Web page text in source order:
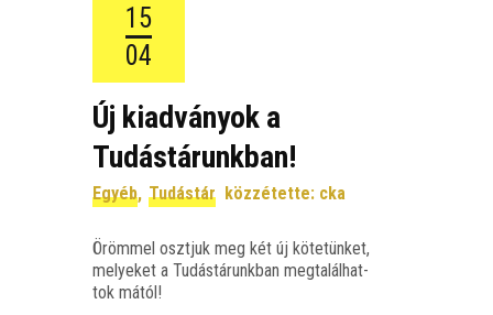
RÓLUNK
MIT SZERVEZÜNK?
KÉPEZD MAGAD!
TÁMOGATÁS
HÍREINK
15
04
Új kiadványok a
Tudástárunkban!
Egyéb, Tudástár közzétette: cka
Öröm­mel oszt­juk meg két új köte­tün­ket,
melye­ket a Tudás­tá­runk­ban meg­ta­lál­hat­
tok mától!